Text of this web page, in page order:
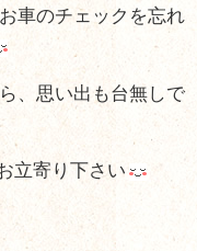
車のチェックを忘れ
、思い出も台無しで
立寄り下さい